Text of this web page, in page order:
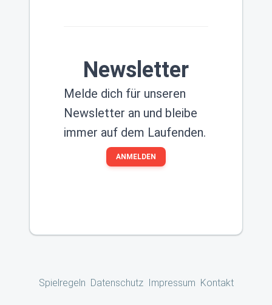
Newsletter
Melde dich für unseren
Newsletter an und bleibe
immer auf dem Laufenden.
ANMELDEN
Spielregeln Datenschutz Impressum Kontakt